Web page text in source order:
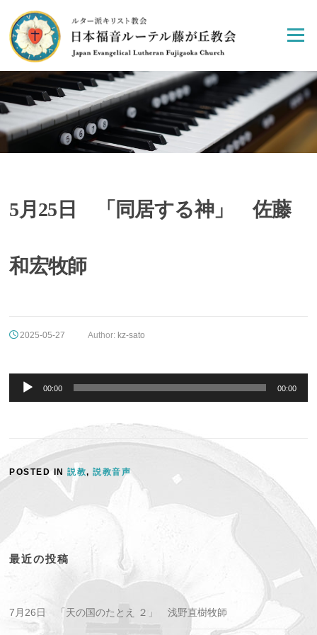
content
Menu
5月25日 「同居する神」 佐藤
和宏牧師
2025-05-27 Author: kz-sato
プ
ー
00:00 00:00
POSTED IN説教,説教音声
最近の投稿
7月26日 「天の国のたとえ ２」 浅野直樹牧師